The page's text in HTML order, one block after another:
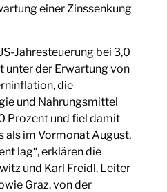
einer Zinssenkung
Jahresteuerung bei 3,0
unter der Erwartung von
die
und Nahrungsmittel
Prozent und fiel damit
als im Vormonat August,
lag“, erklären die
und Karl Freidl, Leiter
Graz, von der